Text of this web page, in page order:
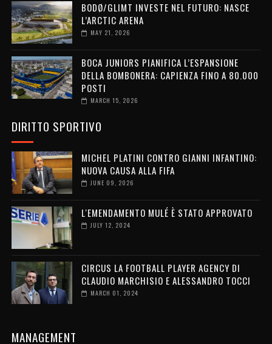
BODØ/GLIMT INVESTE NEL FUTURO: NASCE
L’ARCTIC ARENA
MAY 21, 2026
BOCA JUNIORS PIANIFICA L’ESPANSIONE
DELLA BOMBONERA: CAPIENZA FINO A 80.000
POSTI
MARCH 15, 2026
DIRITTO SPORTIVO
MICHEL PLATINI CONTRO GIANNI INFANTINO:
NUOVA CAUSA ALLA FIFA
JUNE 09, 2026
L'EMENDAMENTO MULÉ È STATO APPROVATO
JULY 12, 2024
CIRCUS LA FOOTBALL PLAYER AGENCY DI
CLAUDIO MARCHISIO E ALESSANDRO TOCCI
MARCH 01, 2024
MANAGEMENT